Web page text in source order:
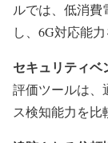
ルでは、低消費
し、6G対応能
セキュリティベ
評価ツールは、
ス検知能力を比